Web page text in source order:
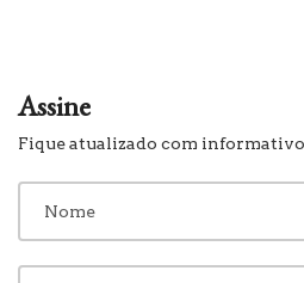
Assine
Fique atualizado com